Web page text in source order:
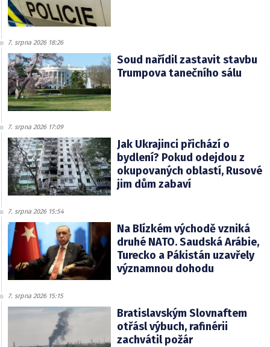
7. srpna 2026 18:26
Soud nařídil zastavit stavbu
Trumpova tanečního sálu
7. srpna 2026 17:09
Jak Ukrajinci přichází o
bydlení? Pokud odejdou z
okupovaných oblastí, Rusové
jim dům zabaví
7. srpna 2026 15:54
Na Blízkém východě vzniká
druhé NATO. Saudská Arábie,
Turecko a Pákistán uzavřely
významnou dohodu
7. srpna 2026 15:15
Bratislavským Slovnaftem
otřásl výbuch, rafinérii
zachvátil požár